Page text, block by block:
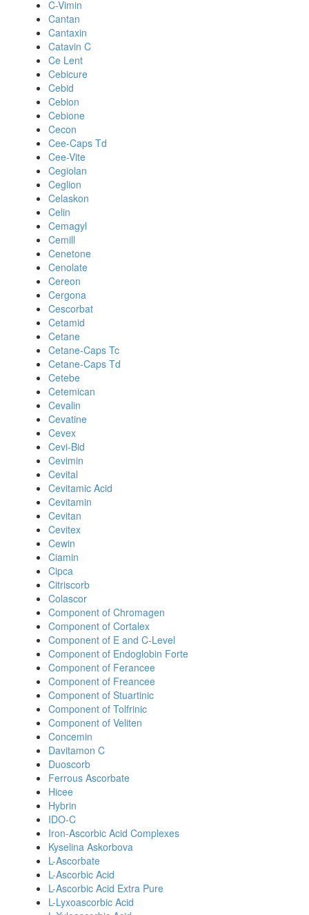
C-Vimin
Cantan
Cantaxin
Catavin C
Ce Lent
Cebicure
Cebid
Cebion
Cebione
Cecon
Cee-Caps Td
Cee-Vite
Cegiolan
Ceglion
Celaskon
Celin
Cemagyl
Cemill
Cenetone
Cenolate
Cereon
Cergona
Cescorbat
Cetamid
Cetane
Cetane-Caps Tc
Cetane-Caps Td
Cetebe
Cetemican
Cevalin
Cevatine
Cevex
Cevi-Bid
Cevimin
Cevital
Cevitamic Acid
Cevitamin
Cevitan
Cevitex
Cewin
Ciamin
Cipca
Citriscorb
Colascor
Component of Chromagen
Component of Cortalex
Component of E and C-Level
Component of Endoglobin Forte
Component of Ferancee
Component of Freancee
Component of Stuartinic
Component of Tolfrinic
Component of Veliten
Concemin
Davitamon C
Duoscorb
Ferrous Ascorbate
Hicee
Hybrin
IDO-C
Iron-Ascorbic Acid Complexes
Kyselina Askorbova
L-Ascorbate
L-Ascorbic Acid
L-Ascorbic Acid Extra Pure
L-Lyxoascorbic Acid